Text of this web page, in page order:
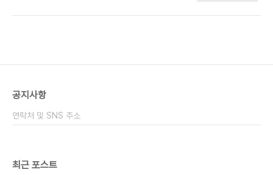
해요 감자 싹은 독성이 있기 때문에 싹 난 감자는 먹
수는 원하는 개수를 준비하면 됩니다 감자는 깍둑썰
다. 감자는 바로 튀기는 것보다는 물에..
공지사항
연락처 및 SNS 주소
최근 포스트